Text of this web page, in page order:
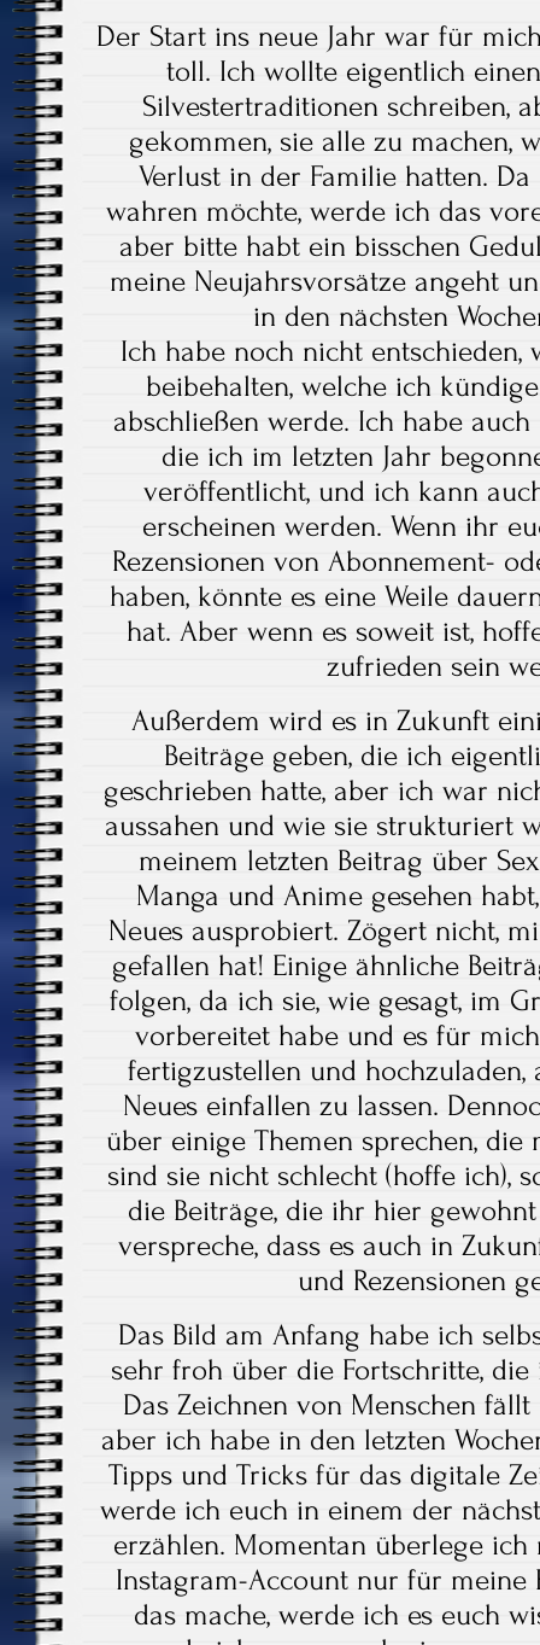
Der Start ins neue Jahr war für
toll. Ich wollte eigentlich
Silvestertraditionen schreiben,
gekommen, sie alle zu machen,
Verlust in der Familie hatten.
wahren möchte, werde ich das
aber bitte habt ein bisschen
meine Neujahrsvorsätze angeht
in den nächsten
Ich habe noch nicht entschieden,
beibehalten, welche ich
abschließen werde. Ich habe
die ich im letzten Jahr
veröffentlicht, und ich kann
erscheinen werden. Wenn ihr
Rezensionen von Abonnement-
haben, könnte es eine Weile
hat. Aber wenn es soweit ist,
zufrieden sein
Außerdem wird es in Zukunft
Beiträge geben, die ich
geschrieben hatte, aber ich war
aussahen und wie sie strukturiert
meinem letzten Beitrag über
Manga und Anime gesehen
Neues ausprobiert. Zögert nicht,
gefallen hat! Einige ähnliche
folgen, da ich sie, wie gesagt, im
vorbereitet habe und es für
fertigzustellen und
Neues einfallen zu lassen.
über einige Themen sprechen,
sind sie nicht schlecht (hoffe ich),
die Beiträge, die ihr hier
verspreche, dass es auch in
und Rezensionen
Das Bild am Anfang habe ich
sehr froh über die Fortschritte,
Das Zeichnen von Menschen
aber ich habe in den letzten
Tipps und Tricks für das digitale
werde ich euch in einem der
erzählen. Momentan überlege
Instagram-Account nur für meine
das mache, werde ich es euch